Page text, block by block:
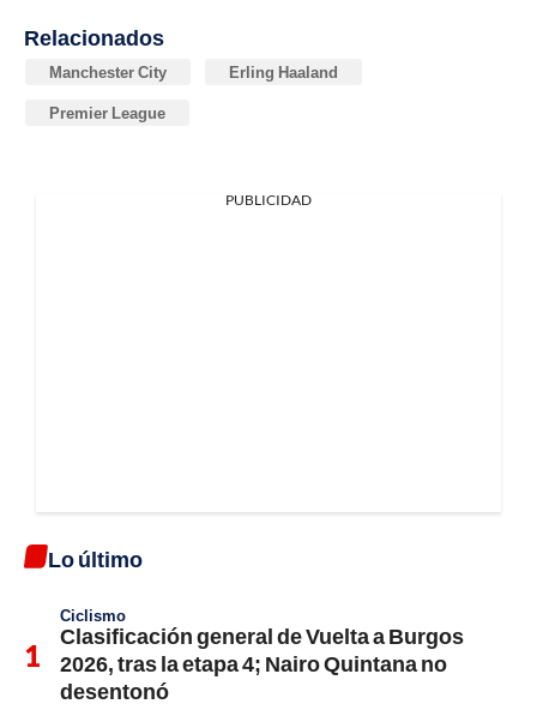
Relacionados
Manchester City Erling Haaland
Premier League
PUBLICIDAD
Lo último
Ciclismo
Clasificación general de Vuelta a Burgos
2026, tras la etapa 4; Nairo Quintana no
desentonó